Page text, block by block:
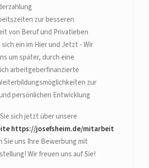
zur besseren
von Beruf und Privatleben
ein im Hier und Jetzt - Wir
um später, durch eine
arbeitgeberfinanzierte
zur
persönlichen Entwicklung
sich jetzt über unsere
https://josefsheim.de/mitarbeit
Sie uns Ihre Bewerbung mit
Wir freuen uns auf Sie!